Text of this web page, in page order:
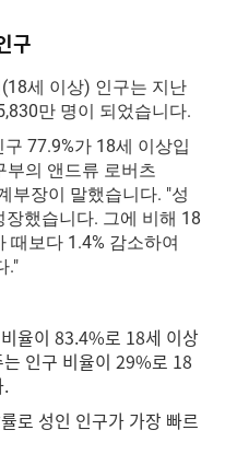
구
세 이상) 인구는 지난
만 명이 되었습니다.
77.9%가 18세 이상입
부의 앤드류 로버츠
부장이 말했습니다. "성
했습니다. 그에 비해 18
때보다 1.4% 감소하여
."
율이 83.4%로 18세 이상
인구 비율이 29%로 18
.
로 성인 인구가 가장 빠르